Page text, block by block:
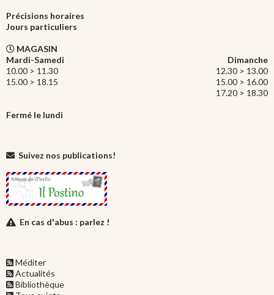
Précisions horaires
Jours particuliers
MAGASIN
Mardi-Samedi
Dimanche
10.00 > 11.30
12.30 > 13.00
15.00 > 18.15
15.00 > 16.00
17.20 > 18.30
Fermé le lundi
Suivez nos publications!
En cas d'abus : parlez !
Méditer
Actualités
Bibliothèque